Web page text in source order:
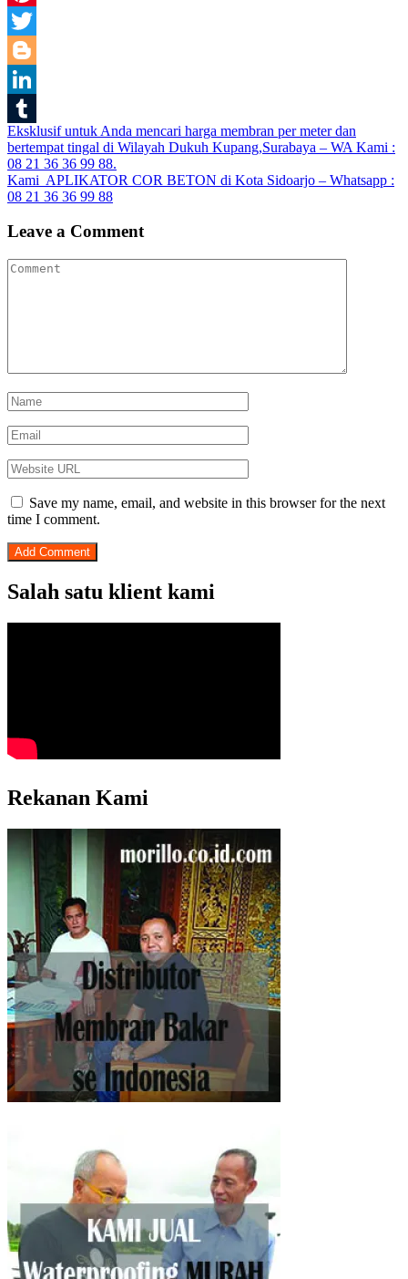
Pinterest
Twitter
Blogger
LinkedIn
Tumblr
Post
navigation
Eksklusif untuk Anda mencari harga membran per meter dan
bertempat tingal di Wilayah Dukuh Kupang,Surabaya – WA Kami :
08 21 36 36 99 88.
Kami APLIKATOR COR BETON di Kota Sidoarjo – Whatsapp :
08 21 36 36 99 88
Leave a Comment
Save my name, email, and website in this browser for the next
time I comment.
Salah satu klient kami
Rekanan Kami